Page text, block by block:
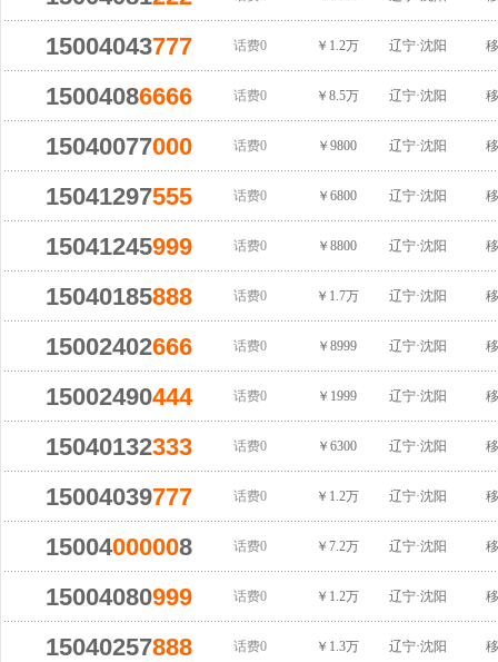
15004043777 话费0 ￥1.2万 辽宁·沈阳
15004086666 话费0 ￥8.5万 辽宁·沈阳
15040077000 话费0 ￥9800 辽宁·沈阳
15041297555 话费0 ￥6800 辽宁·沈阳
15041245999 话费0 ￥8800 辽宁·沈阳
15040185888 话费0 ￥1.7万 辽宁·沈阳
15002402666 话费0 ￥8999 辽宁·沈阳
15002490444 话费0 ￥1999 辽宁·沈阳
15040132333 话费0 ￥6300 辽宁·沈阳
15004039777 话费0 ￥1.2万 辽宁·沈阳
15004000008 话费0 ￥7.2万 辽宁·沈阳
15004080999 话费0 ￥1.2万 辽宁·沈阳
15040257888 话费0 ￥1.3万 辽宁·沈阳